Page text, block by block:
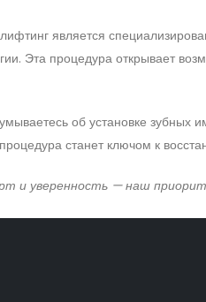
является
Эта процедура открывает
об установке зубных
станет ключом к
и уверенность — наш